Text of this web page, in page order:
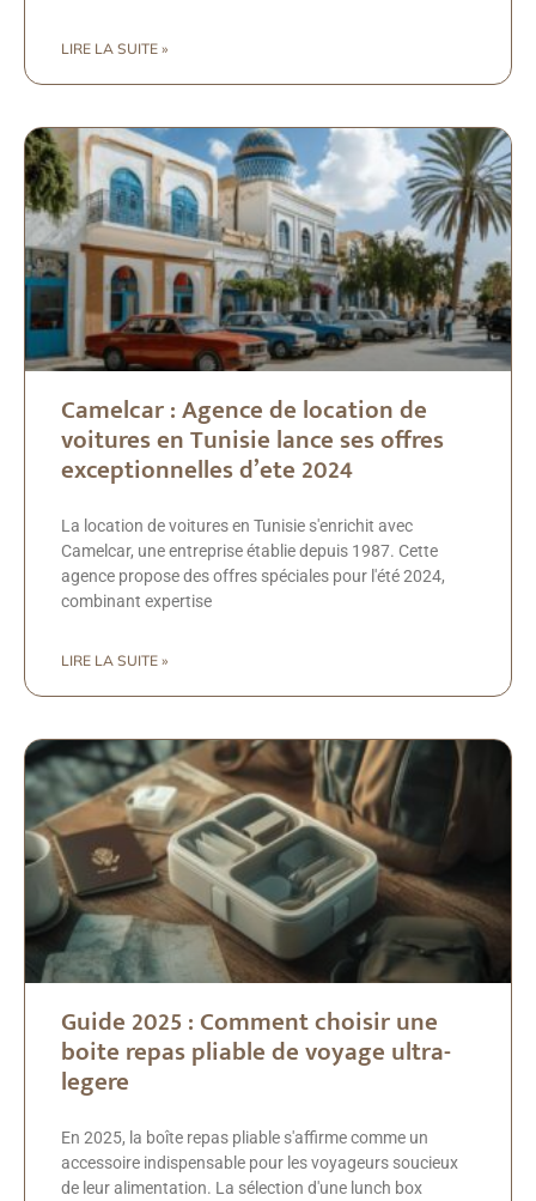
LIRE LA SUITE »
Camelcar : Agence de location de
voitures en Tunisie lance ses offres
exceptionnelles d’ete 2024
La location de voitures en Tunisie s'enrichit avec
Camelcar, une entreprise établie depuis 1987. Cette
agence propose des offres spéciales pour l'été 2024,
combinant expertise
LIRE LA SUITE »
Guide 2025 : Comment choisir une
boite repas pliable de voyage ultra-
legere
En 2025, la boîte repas pliable s'affirme comme un
accessoire indispensable pour les voyageurs soucieux
de leur alimentation. La sélection d'une lunch box